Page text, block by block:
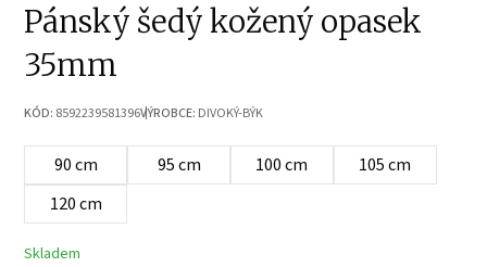
Pánský šedý kožený opasek
35mm
KÓD: 8592239581396VÝROBCE: DIVOKÝ-BÝK
90 cm 95 cm 100 cm
105 cm
120 cm
Skladem